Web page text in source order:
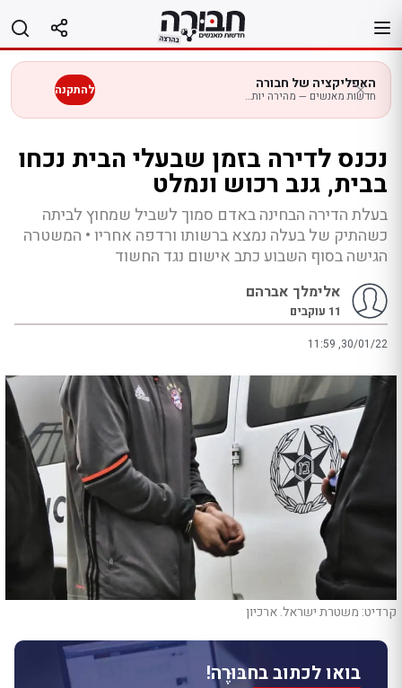
לתוכן
האפליקציה של חבורה
חדשות מאנשים — מהירה יותר בנייד להתקנה
נכנס לדירה בזמן שבעלי הבית נכחו
בבית, גנב רכוש ונמלט
בעלת הדירה הבחינה באדם סמוך לשביל שמחוץ לביתה
כשהתיק של בעלה נמצא ברשותו ורדפה אחריו • המשטרה
הגישה בסוף השבוע כתב אישום נגד החשוד
אלימלך אברהם
11 עוקבים
11:59 ,30/01/22
קרדיט: משטרת ישראל. ארכיון
בואו לכתוב בחבּוּרֶה!